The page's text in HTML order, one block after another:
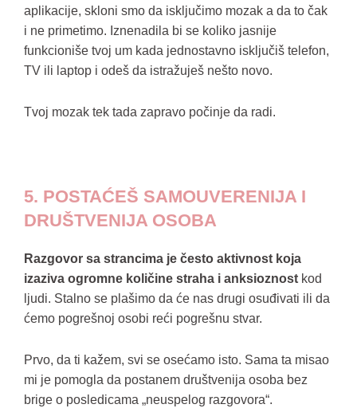
aplikacije, skloni smo da isključimo mozak a da to čak
i ne primetimo. Iznenadila bi se koliko jasnije
funkcioniše tvoj um kada jednostavno isključiš telefon,
TV ili laptop i odeš da istražuješ nešto novo.
Tvoj mozak tek tada zapravo počinje da radi.
5. POSTAĆEŠ SAMOUVERENIJA I
DRUŠTVENIJA OSOBA
Razgovor sa strancima je često aktivnost koja
izaziva ogromne količine straha i anksioznost kod
ljudi. Stalno se plašimo da će nas drugi osuđivati ili da
ćemo pogrešnoj osobi reći pogrešnu stvar.
Prvo, da ti kažem, svi se osećamo isto. Sama ta misao
mi je pomogla da postanem društvenija osoba bez
brige o posledicama „neuspelog razgovora“.